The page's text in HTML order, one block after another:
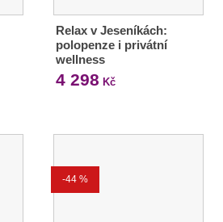
Relax v Jeseníkách:
polopenze i privátní
wellness
4 298 Kč
-44 %